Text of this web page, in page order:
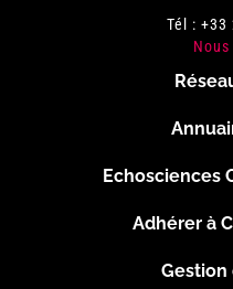
Tél : +33
Echosciences
Adhérer à
Gestion